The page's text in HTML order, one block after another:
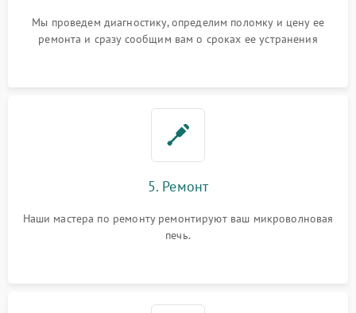
Мы проведем диагностику, определим поломку и цену ее
ремонта и сразу сообщим вам о сроках ее устранения
5. Ремонт
Наши мастера по ремонту ремонтируют ваш микроволновая
печь.